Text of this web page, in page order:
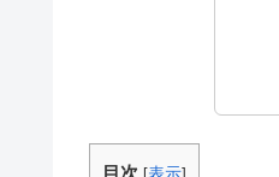
5
6
[表示]